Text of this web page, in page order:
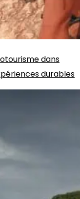
dans
durables